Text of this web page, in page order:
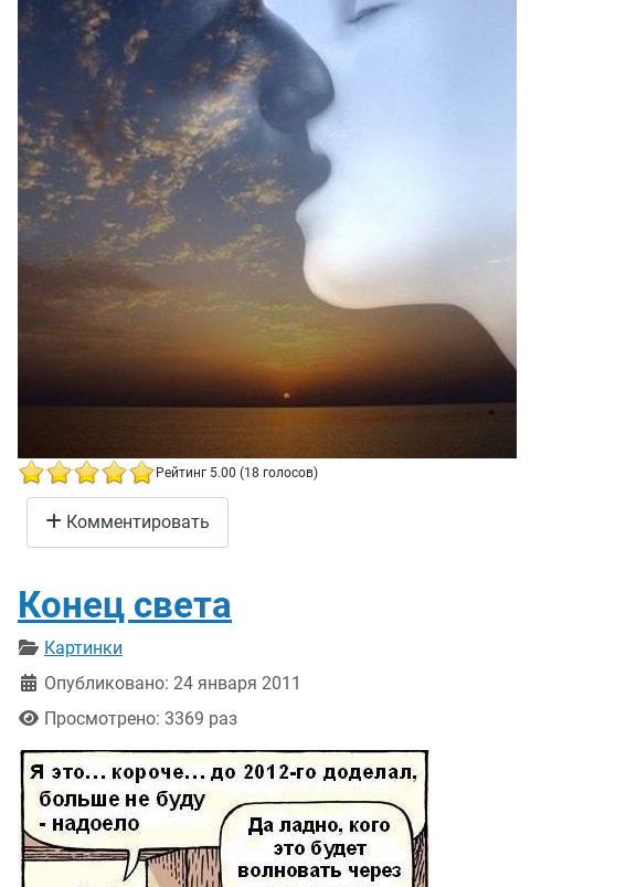
Рейтинг 5.00 (18 голосов)
Вечер - утро...
Комментировать
Конец света
Информация о материале
Картинки
Опубликовано: 24 января 2011
Просмотрено: 3369 раз